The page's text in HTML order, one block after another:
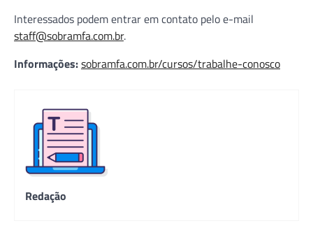
Interessados podem entrar em contato pelo e-mail
staff@sobramfa.com.br.
Informações:sobramfa.com.br/cursos/trabalhe-conosco
Redação